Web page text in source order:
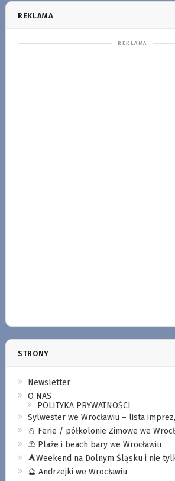
REKLAMA
STRONY
Newsletter
O NAS
POLITYKA PRYWATNOŚCI
Sylwester we Wrocławiu – lista
⛄️ Ferie / półkolonie Zimowe we
⛱️ Plaże i beach bary we Wrocławiu
⛺️Weekend na Dolnym Śląsku i nie
🔮 Andrzejki we Wrocławiu